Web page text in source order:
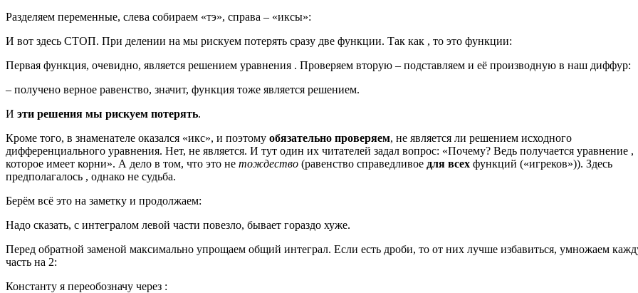
Разделяем переменные, слева собираем «тэ», справа – «иксы»:
И вот здесь СТОП. При делении на мы рискуем потерять сразу две функции. Так как , то это функции:
Первая функция, очевидно, является решением уравнения . Проверяем вторую – подставляем и её производную в наш диффур:
– получено верное равенство, значит, функция тоже является решением.
И эти решения мы рискуем потерять.
Кроме того, в знаменателе оказался «икс», и поэтому обязательно проверяем, не является ли решением исходного
дифференциального уравнения. Нет, не является. И тут один их читателей задал вопрос: «Почему? Ведь получается уравнение ,
которое имеет корни». А дело в том, что это не тождество (равенство справедливое для всех функций («игреков»)). Здесь
предполагалось , однако не судьба.
Берём всё это на заметку и продолжаем:
Надо сказать, с интегралом левой части повезло, бывает гораздо хуже.
Перед обратной заменой максимально упрощаем общий интеграл. Если есть дроби, то от них лучше избавиться, умножаем
часть на 2:
Константу я переобозначу через :